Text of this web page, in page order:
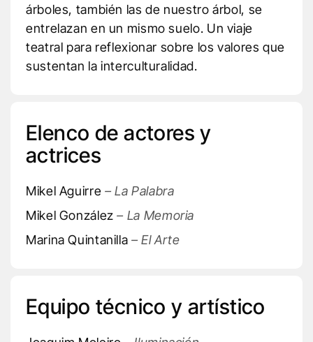
árboles, también las de nuestro árbol, se
entrelazan en un mismo suelo. Un viaje
teatral para reflexionar sobre los valores que
sustentan la interculturalidad.
Elenco de actores y
actrices
Mikel Aguirre – La Palabra
Mikel González – La Memoria
Marina Quintanilla – El Arte
Equipo técnico y artístico